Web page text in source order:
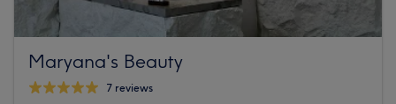
Maryana's Beauty
7 reviews